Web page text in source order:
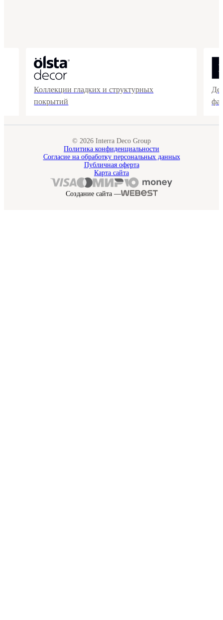
Коллекции гладких и структурных
покрытий
© 2026 Interra Deco Group
Политика конфиденциальности
Согласие на обработку персональных данных
Публичная оферта
Карта сайта
Создание сайта —